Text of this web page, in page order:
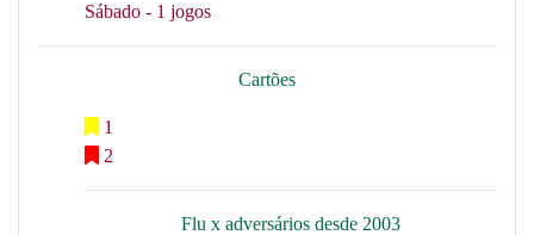
Sábado - 1 jogos
Cartões
1
2
Flu x adversários desde 2003